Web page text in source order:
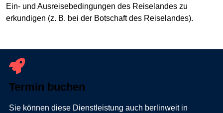
Ein- und Ausreisebedingungen des Reiselandes zu
erkundigen (z. B. bei der Botschaft des Reiselandes).
Termin buchen
Sie können diese Dienstleistung auch berlinweit in